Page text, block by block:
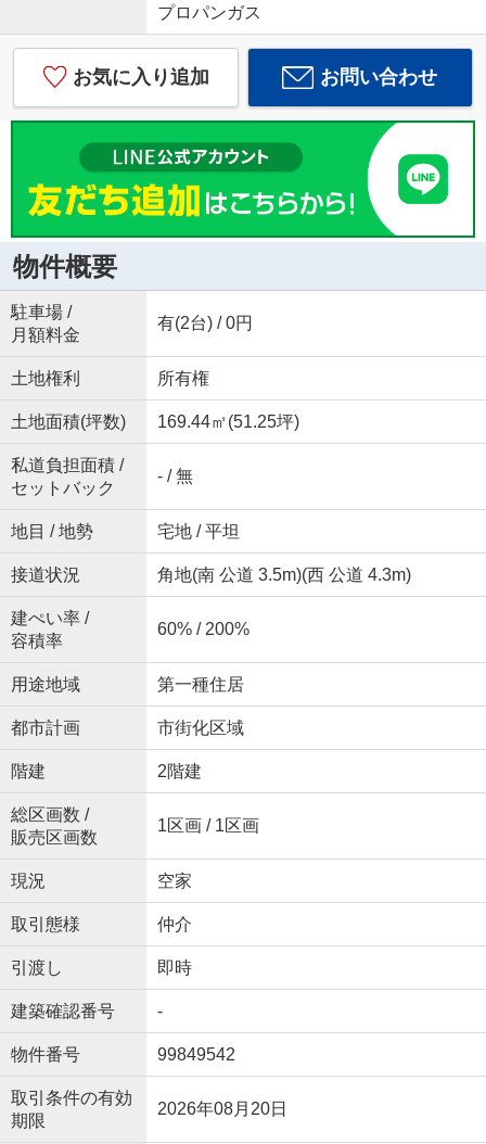
プロパンガス
お気に入り追加 お問い合わせ
物件概要
駐車場 /
月額料金
有(2台) / 0円
土地権利 所有権
土地面積(坪数) 169.44㎡(51.25坪)
私道負担面積 /
セットバック
- / 無
地目 / 地勢 宅地 / 平坦
接道状況 角地(南 公道 3.5m)(西 公道 4.3m)
建ぺい率 /
容積率
60% / 200%
用途地域 第一種住居
都市計画 市街化区域
階建 2階建
総区画数 /
販売区画数
1区画 / 1区画
現況 空家
取引態様 仲介
引渡し 即時
建築確認番号 -
物件番号 99849542
取引条件の有効
期限
2026年08月20日